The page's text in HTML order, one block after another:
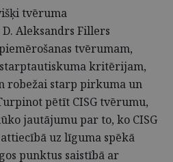
tvēruma
Aleksandrs Fillers
tvērumam,
kritērijam,
robežai starp pirkuma un
pētīt CISG tvērumu,
jautājumu par to, ko CISG
uz līguma spēkā
punktus saistībā ar